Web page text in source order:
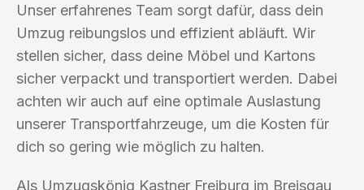
Unser erfahrenes Team sorgt dafür, dass dein
Umzug reibungslos und effizient abläuft. Wir
stellen sicher, dass deine Möbel und Kartons
sicher verpackt und transportiert werden. Dabei
achten wir auch auf eine optimale Auslastung
unserer Transportfahrzeuge, um die Kosten für
dich so gering wie möglich zu halten.
Als Umzugskönig Kastner Freiburg im Breisgau